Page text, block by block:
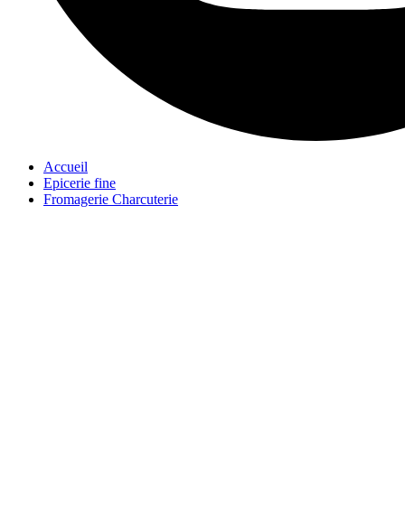
Accueil
Epicerie fine
Fromagerie Charcuterie